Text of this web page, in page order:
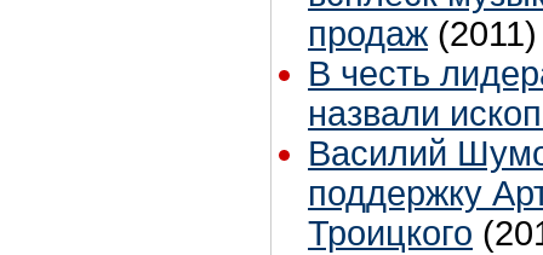
продаж (2011)
В честь
назвали
Василий
поддержку
Троицкого